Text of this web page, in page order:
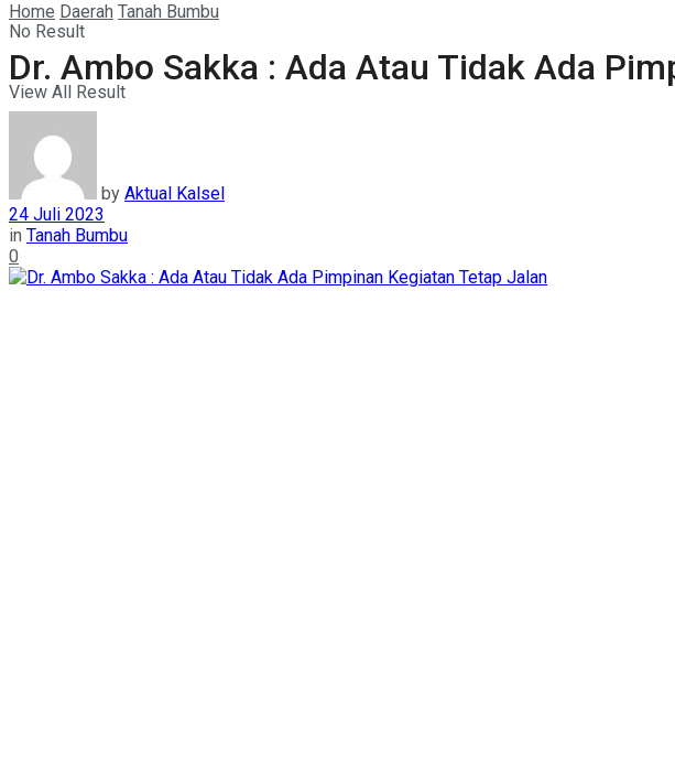
No Result
View All Result
Home Daerah Tanah Bumbu
Dr. Ambo Sakka : Ada Atau Tidak Ada
by Aktual Kalsel
24 Juli 2023
in Tanah Bumbu
0